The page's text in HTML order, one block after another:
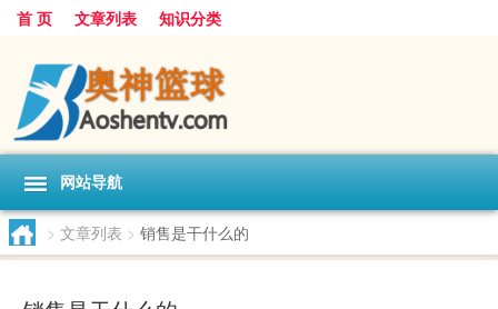
首 页 文章列表 知识分类
网站导航
> 文章列表 > 销售是干什么的